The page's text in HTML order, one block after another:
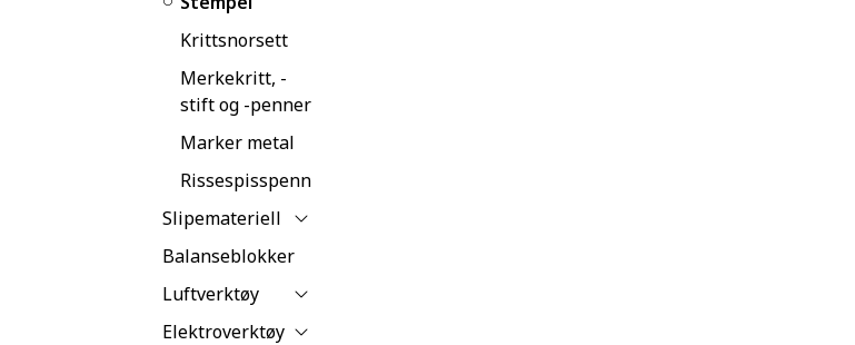
Krittsnorsett
Merkekritt, -
stift og -penner
Marker metal
Rissespisspenn
Slipemateriell
Balanseblokker
Luftverktøy
Elektroverktøy